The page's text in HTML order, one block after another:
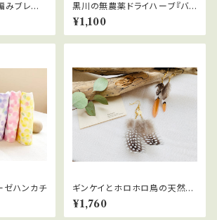
みブレス
黒川の無農薬ドライハーブ『バタ
フライピー』20ｇ
¥1,100
ゼハンカチ
ギンケイとホロホロ鳥の天然羽
根ピアス
¥1,760